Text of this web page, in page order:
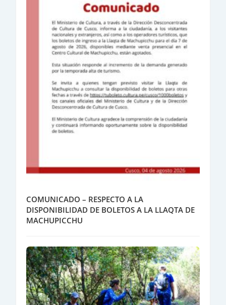
COMUNICADO – RESPECTO A LA
DISPONIBILIDAD DE BOLETOS A LA LLAQTA DE
MACHUPICCHU